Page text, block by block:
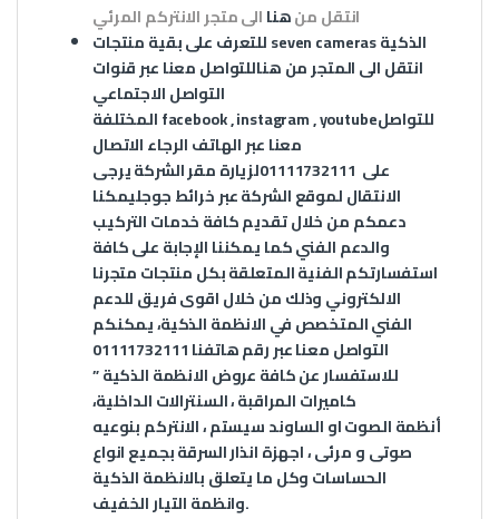
انتقل منهناالى متجر الانتركم المرئي
للتعرف على بقية منتجاتseven cameras
انتقل الى المتجر منهناللتواصل معنا عبر قنوات
التواصل الاجتماعي
facebook,instagram,youtubeللتواصل
معنا عبر الهاتف الرجاء الاتصال
على 01111732111لزيارة مقر الشركة يرجى
الانتقال لموقع الشركة عبرخرائط جوجليمكنا
دعمكم من خلال تقديم كافة خدمات التركيب
والدعم الفني كما يمكننا الإجابة على كافة
استفسارتكم الفنية المتعلقة بكل منتجات متجرنا
الالكتروني وذلك من خلال اقوى فريق للدعم
الفني المتخصص في الانظمة الذكية، يمكنكم
التواصل معنا عبر رقم هاتفنا 01111732111
للاستفسار عن كافة عروض الانظمة الذكية ”
كاميرات المراقبة ، السنترالات الداخلية،
أنظمة الصوت او الساوند سيستم ، الانتركم بنوعيه
صوتى و مرئى ، اجهزة انذار السرقة بجميع انواع
الحساسات وكل ما يتعلق بالانظمة الذكية
وانظمة التيار الخفيف.